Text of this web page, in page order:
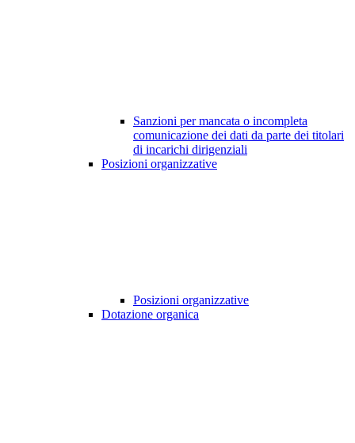
Sanzioni per mancata o incompleta
comunicazione dei dati da parte dei titolari
di incarichi dirigenziali
Posizioni organizzative
Posizioni organizzative
Dotazione organica